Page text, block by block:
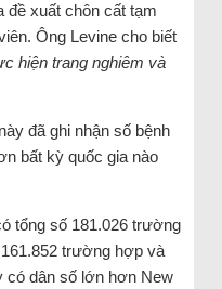
đề xuất chôn cất tạm
Ông Levine cho biết
hiện trang nghiêm và
đã ghi nhận số bệnh
bất kỳ quốc gia nào
tổng số 181.026 trường
trường hợp và
có dân số lớn hơn New